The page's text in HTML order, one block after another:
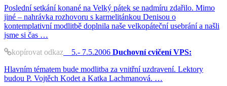
Poslední setkání konané na Velký pátek se nadmíru zdařilo. Mimo
jiné – nahrávka rozhovoru s karmelitánkou Denisou o
kontemplativní modlitbě doplnila naše velkopáteční usebrání a našli
jsme si čas …
kopírovat odkaz 5.- 7.5.2006 Duchovní cvičení VPS:
Hlavním tématem bude modlitba za vnitřní uzdravení. Lektory
budou P. Vojtěch Kodet a Katka Lachmanová. …